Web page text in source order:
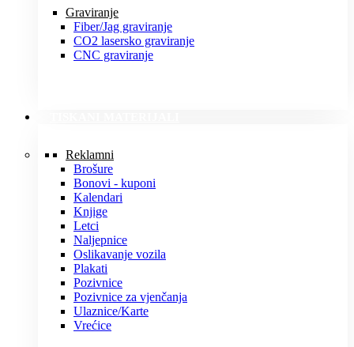
Graviranje
Fiber/Jag graviranje
CO2 lasersko graviranje
CNC graviranje
Reklamni
Brošure
Bonovi - kuponi
Kalendari
Knjige
Letci
Naljepnice
Oslikavanje vozila
Plakati
Pozivnice
Pozivnice za vjenčanja
Ulaznice/Karte
Vrećice